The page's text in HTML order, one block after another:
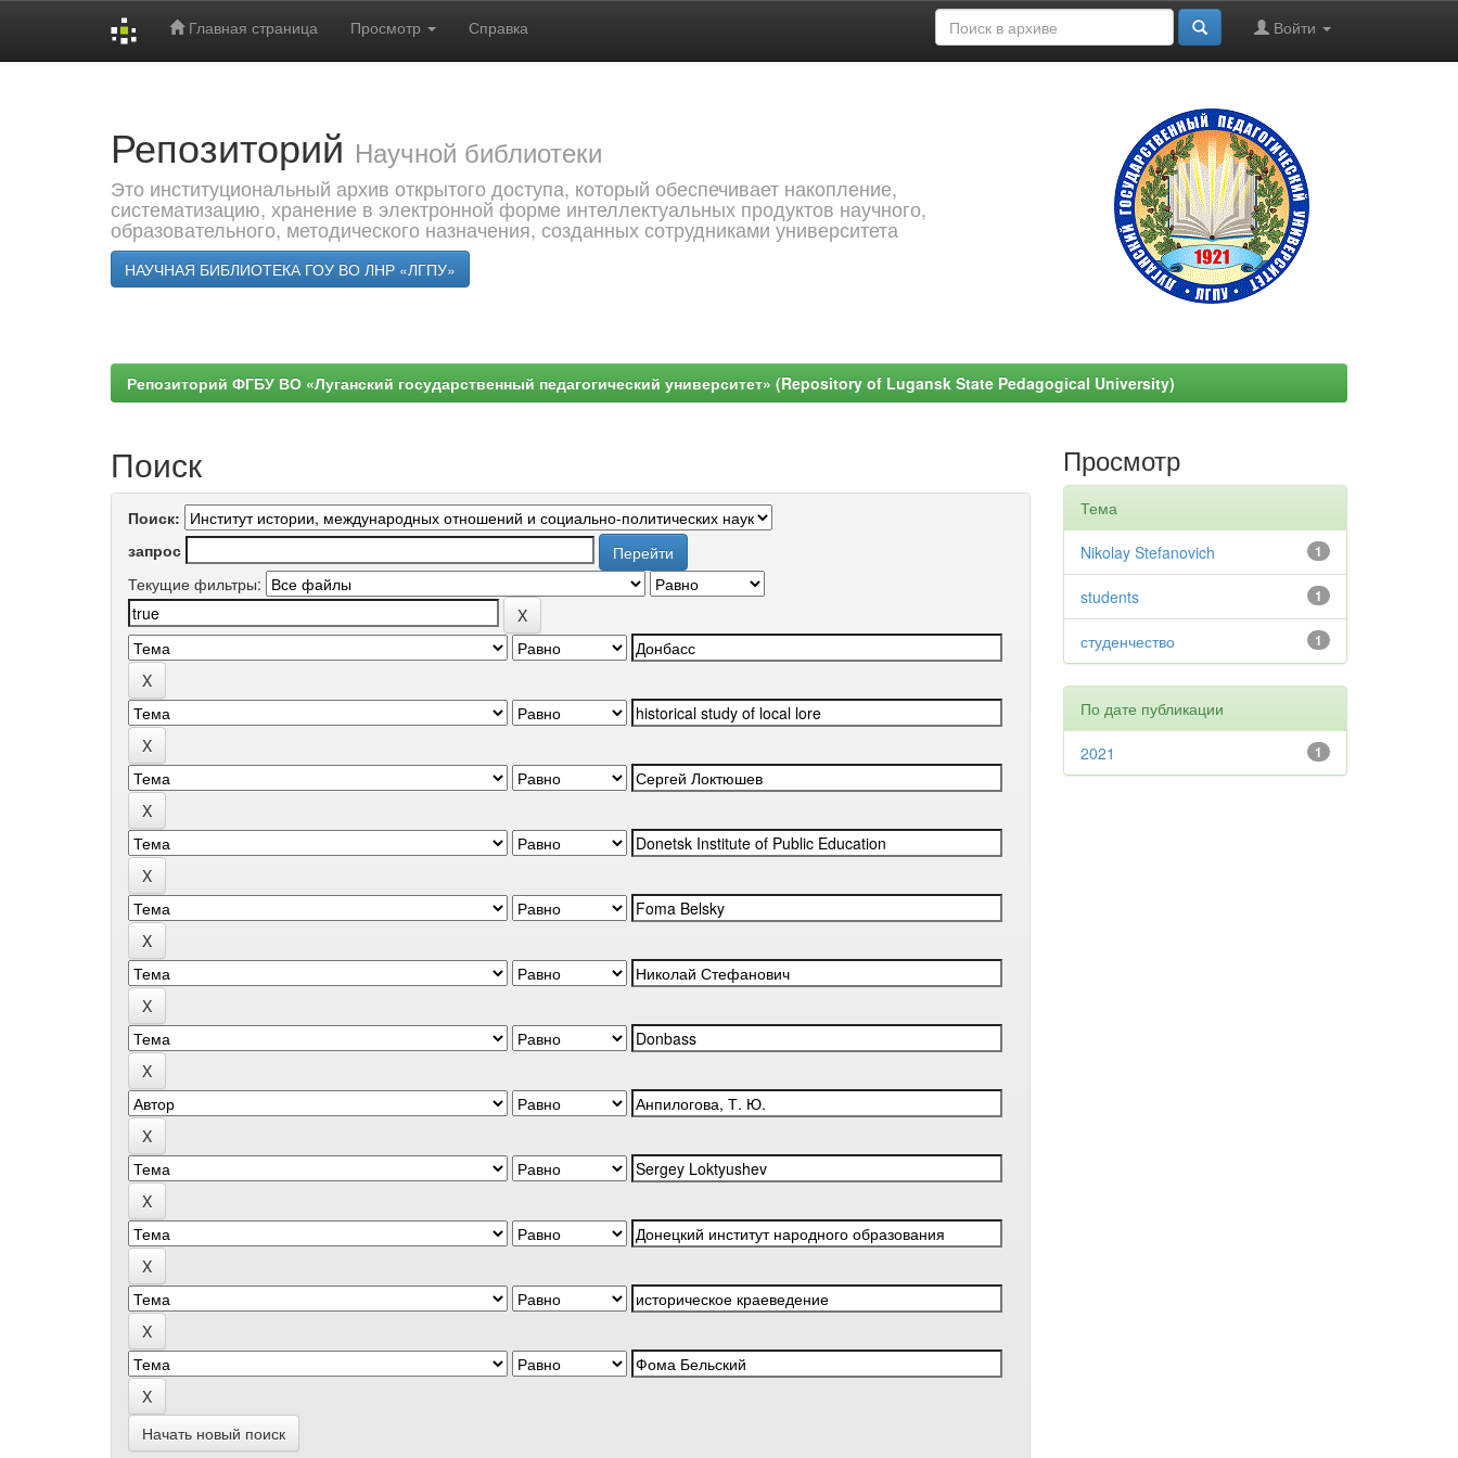
Главная страница Просмотр Справка Войти
Репозиторий Научной библиотеки
Это институциональный архив открытого доступа, который обеспечивает накопление,
систематизацию, хранение в электронной форме интеллектуальных продуктов научного,
образовательного, методического назначения, созданных сотрудниками университета
НАУЧНАЯ БИБЛИОТЕКА ГОУ ВО ЛНР «ЛГПУ»
Репозиторий ФГБУ ВО «Луганский государственный педагогический университет» (Repository of Lugansk State Pedagogical University)
Поиск
Поиск:
запрос
Текущие фильтры:
Начать новый поиск
Просмотр
Тема
1
Nikolay Stefanovich
1
students
1
студенчество
По дате публикации
1
2021